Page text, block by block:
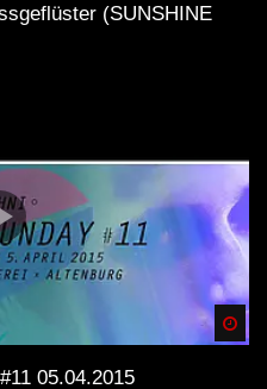
(SUNSHINE
05.04.2015